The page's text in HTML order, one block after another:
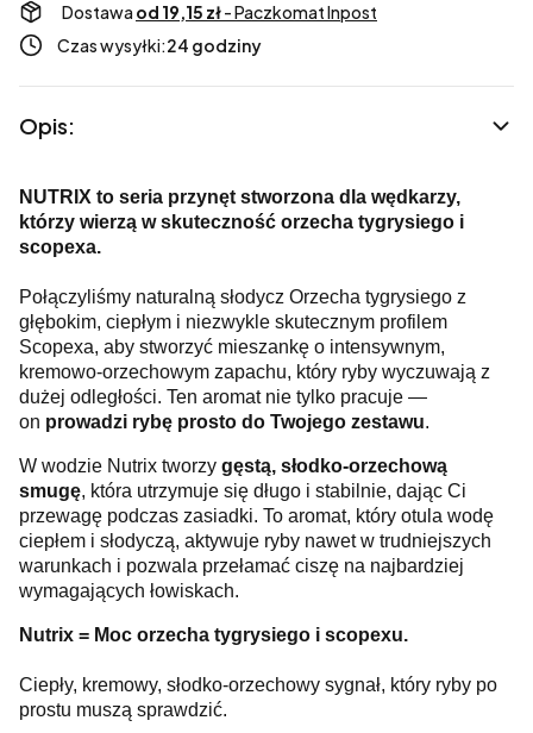
Dostawa od 19,15 zł- Paczkomat Inpost
Czas wysyłki:24 godziny
Opis:
NUTRIX to seria przynęt stworzona dla wędkarzy,
którzy wierzą w skuteczność orzecha tygrysiego i
scopexa.
Połączyliśmy naturalną słodycz Orzecha tygrysiego z
głębokim, ciepłym i niezwykle skutecznym profilem
Scopexa, aby stworzyć mieszankę o intensywnym,
kremowo-orzechowym zapachu, który ryby wyczuwają z
dużej odległości. Ten aromat nie tylko pracuje —
on prowadzi rybę prosto do Twojego zestawu.
W wodzie Nutrix tworzy gęstą, słodko-orzechową
smugę, która utrzymuje się długo i stabilnie, dając Ci
przewagę podczas zasiadki. To aromat, który otula wodę
ciepłem i słodyczą, aktywuje ryby nawet w trudniejszych
warunkach i pozwala przełamać ciszę na najbardziej
wymagających łowiskach.
Nutrix = Moc orzecha tygrysiego i scopexu.
Ciepły, kremowy, słodko-orzechowy sygnał, który ryby po
prostu muszą sprawdzić.